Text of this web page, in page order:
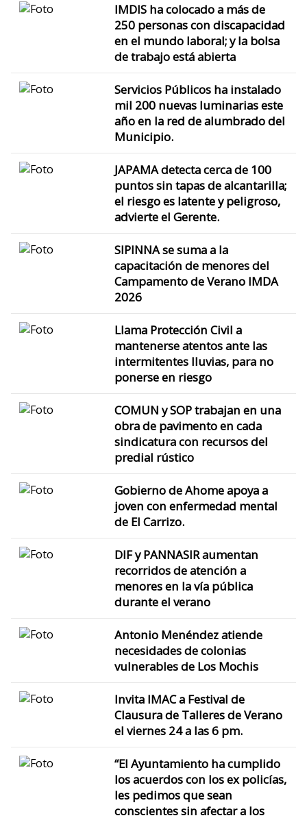
IMDIS ha colocado a más de
250 personas con discapacidad
en el mundo laboral; y la bolsa
de trabajo está abierta
Servicios Públicos ha instalado
mil 200 nuevas luminarias este
año en la red de alumbrado del
Municipio.
JAPAMA detecta cerca de 100
puntos sin tapas de alcantarilla;
el riesgo es latente y peligroso,
advierte el Gerente.
SIPINNA se suma a la
capacitación de menores del
Campamento de Verano IMDA
2026
Llama Protección Civil a
mantenerse atentos ante las
intermitentes lluvias, para no
ponerse en riesgo
COMUN y SOP trabajan en una
obra de pavimento en cada
sindicatura con recursos del
predial rústico
Gobierno de Ahome apoya a
joven con enfermedad mental
de El Carrizo.
DIF y PANNASIR aumentan
recorridos de atención a
menores en la vía pública
durante el verano
Antonio Menéndez atiende
necesidades de colonias
vulnerables de Los Mochis
Invita IMAC a Festival de
Clausura de Talleres de Verano
el viernes 24 a las 6 pm.
“El Ayuntamiento ha cumplido
los acuerdos con los ex policías,
les pedimos que sean
conscientes sin afectar a los